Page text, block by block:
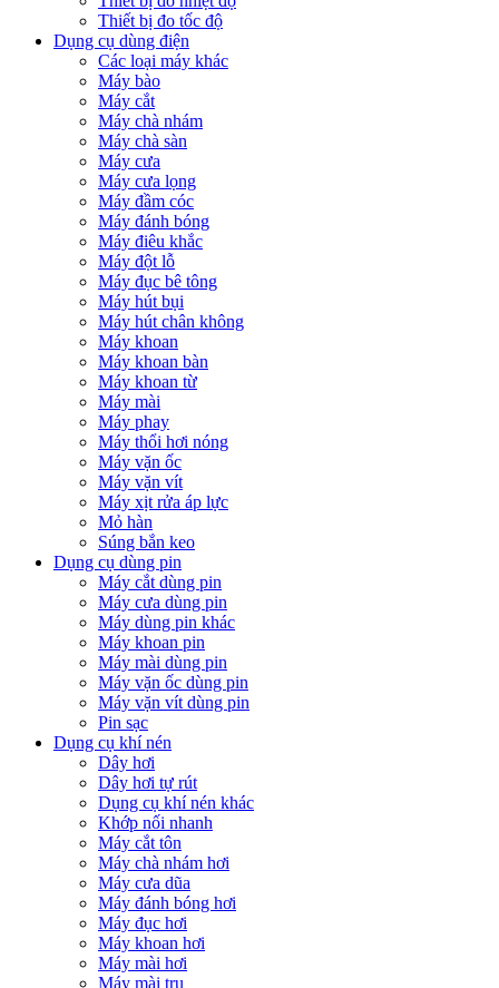
Thiết bị đo tốc độ
Dụng cụ dùng điện
Các loại máy khác
Máy bào
Máy cắt
Máy chà nhám
Máy chà sàn
Máy cưa
Máy cưa lọng
Máy đầm cóc
Máy đánh bóng
Máy điêu khắc
Máy đột lỗ
Máy đục bê tông
Máy hút bụi
Máy hút chân không
Máy khoan
Máy khoan bàn
Máy khoan từ
Máy mài
Máy phay
Máy thổi hơi nóng
Máy vặn ốc
Máy vặn vít
Máy xịt rửa áp lực
Mỏ hàn
Súng bắn keo
Dụng cụ dùng pin
Máy cắt dùng pin
Máy cưa dùng pin
Máy dùng pin khác
Máy khoan pin
Máy mài dùng pin
Máy vặn ốc dùng pin
Máy vặn vít dùng pin
Pin sạc
Dụng cụ khí nén
Dây hơi
Dây hơi tự rút
Dụng cụ khí nén khác
Khớp nối nhanh
Máy cắt tôn
Máy chà nhám hơi
Máy cưa dũa
Máy đánh bóng hơi
Máy đục hơi
Máy khoan hơi
Máy mài hơi
Máy mài trụ